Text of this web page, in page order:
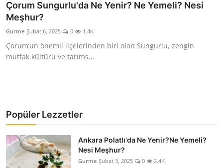
Gıda Güvenliği & Bilimi
Kalori & Diyet Rehberi
Mutfak Püf Noktaları & İpuçları
İçecek Kültürü & Barista
Yöresel Tarifler & Ev Yemekleri
Gıda Güvenliği & Sağlık
Çorum Sungurlu'da Ne Yenir? Ne Yemeli? Nesi
Meşhur?
Gurme Şubat 6, 2025 0 1.4K
Çorum’un önemli ilçelerinden biri olan Sungurlu, zengin
mutfak kültürü ve tarıms...
Popüler Lezzetler
Ankara Polatlı'da Ne Yenir?Ne Yemeli?
Nesi Meşhur?
Gurme Şubat 3, 2025 0 2.4K